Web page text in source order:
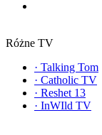
Różne TV
· Talking Tom
· Catholic TV
· Reshet 13
· InWIld TV